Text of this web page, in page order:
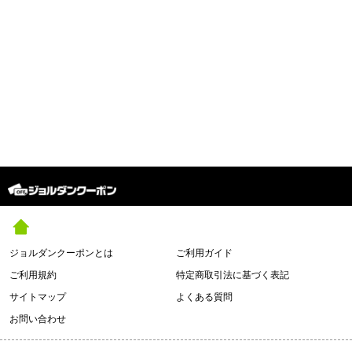
ジョルダンクーポンとは
ご利用ガイド
ご利用規約
特定商取引法に基づく表記
サイトマップ
よくある質問
お問い合わせ